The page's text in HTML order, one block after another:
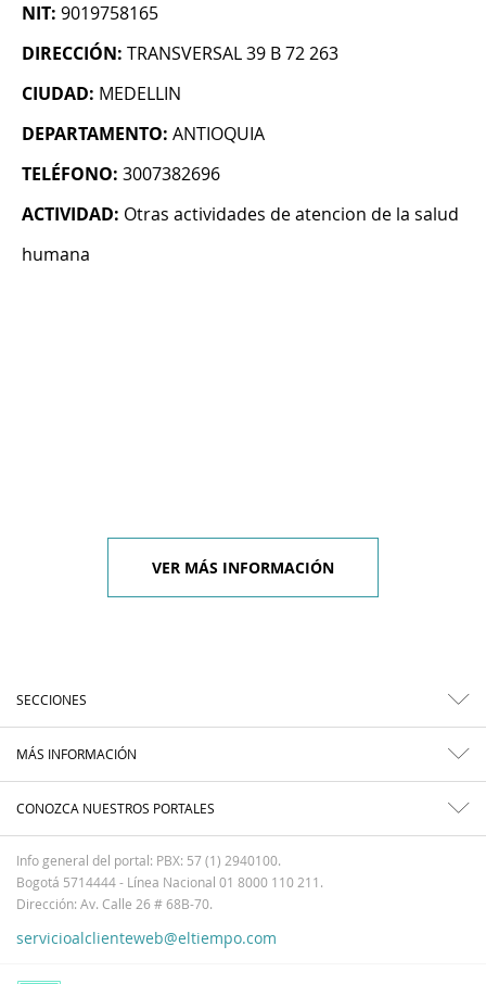
NIT: 9019758165
DIRECCIÓN: TRANSVERSAL 39 B 72 263
CIUDAD: MEDELLIN
DEPARTAMENTO: ANTIOQUIA
TELÉFONO: 3007382696
ACTIVIDAD: Otras actividades de atencion de la salud
humana
VER MÁS INFORMACIÓN
SECCIONES
MÁS INFORMACIÓN
CONOZCA NUESTROS PORTALES
Info general del portal: PBX: 57 (1) 2940100.
Bogotá 5714444 - Línea Nacional 01 8000 110 211.
Dirección: Av. Calle 26 # 68B-70.
servicioalclienteweb@eltiempo.com